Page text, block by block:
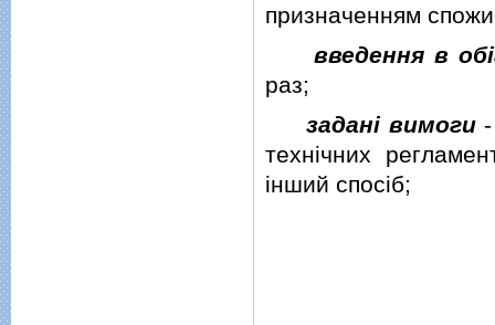
призначенням
введення в
раз;
заданi вимоги-
технiчних
iнший спосiб;